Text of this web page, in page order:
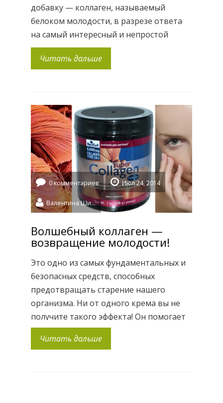
добавку — коллаген, называемый
белоком молодости, в разрезе ответа
на самый интересный и непростой
вопрос: «Почему натуральный коллаген
нельзя заменить куриной грудкой или
имеют сходное строение и действие
вне зависимости от способа их
получения. «Так что же лучше […]
Читать дальше
0 комментариев Июл 24, 2014
Валентина Шидловская
Волшебный коллаген —
возвращение молодости!
Это одно из самых фундаментальных и
безопасных средств, способных
предотвращать старение нашего
организма. Ни от одного крема вы не
получите такого эффекта! Он помогает
бороться не только с морщинами, но и
другой серьезной возрастной
Читать дальше